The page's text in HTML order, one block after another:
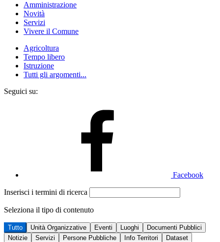
Amministrazione
Novità
Servizi
Vivere il Comune
Agricoltura
Tempo libero
Istruzione
Tutti gli argomenti...
Seguici su:
Facebook
Inserisci i termini di ricerca
Seleziona il tipo di contenuto
Tutto Unità Organizzative Eventi Luoghi
Documenti Pubblici
Notizie
Servizi Persone Pubbliche Info Territori Dataset